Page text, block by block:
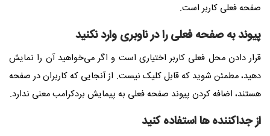
صفحه فعلی کاربر است.
پیوند به صفحه فعلی را در ناوبری وارد نکنید
قرار دادن محل فعلی کاربر اختیاری است و اگر می‌خواهید آن را نمایش
دهید، مطمئن شوید که قابل کلیک نیست. از آنجایی که کاربران در صفحه
هستند، اضافه کردن پیوند صفحه فعلی به پیمایش بردکرامب معنی ندارد.
از جداکننده ها استفاده کنید